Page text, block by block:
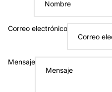
Correo electrónico
Mensaje